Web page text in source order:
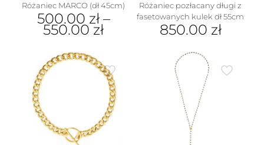
Różaniec MARCO (dł 45cm)
500.00 zł–
550.00 zł
produkt
wariantów.
wybrać
na
Różaniec pozłacany długi z
fasetowanych kulek dł 55cm
850.00 zł